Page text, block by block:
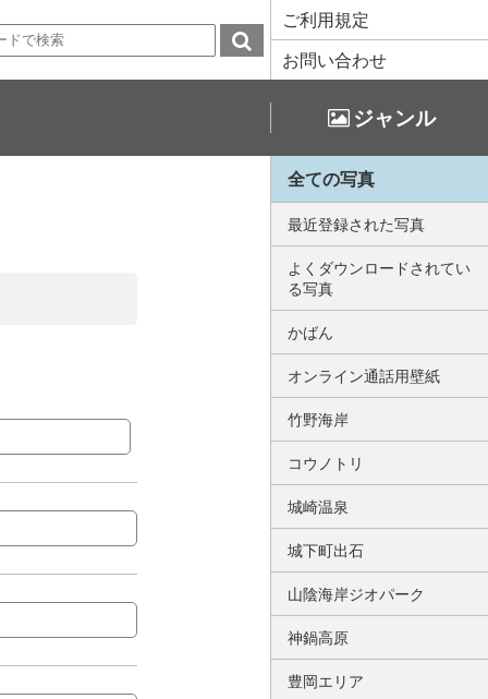
ご利用規定
お問い合わせ
ジャンル
全ての写真
最近登録された写真
よくダウンロードされてい
る写真
かばん
オンライン通話用壁紙
竹野海岸
コウノトリ
城崎温泉
城下町出石
山陰海岸ジオパーク
神鍋高原
豊岡エリア